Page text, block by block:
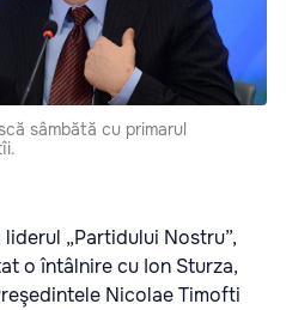
sâmbătă cu primarul
„Partidului Nostru”,
o întâlnire cu Ion Sturza,
Nicolae Timofti